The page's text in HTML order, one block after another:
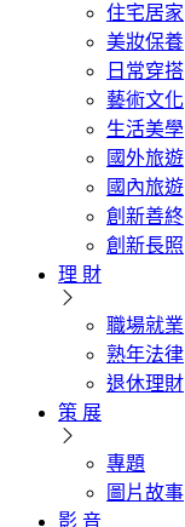
住宅居家
美妝保養
日常穿搭
藝術文化
生活美學
國外旅遊
國內旅遊
創新善終
創新長照
理 財
職場就業
熟年法律
退休理財
策 展
專題
圖片故事
影 音